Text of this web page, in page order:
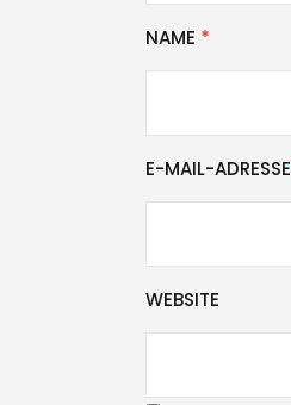
NAME *
E-MAIL-ADRESSE
WEBSITE